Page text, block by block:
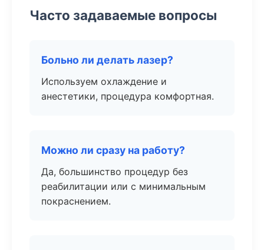
Часто задаваемые вопросы
Больно ли делать лазер?
Используем охлаждение и
анестетики, процедура комфортная.
Можно ли сразу на работу?
Да, большинство процедур без
реабилитации или с минимальным
покраснением.